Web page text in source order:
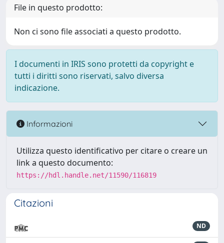
File in questo prodotto:
Non ci sono file associati a questo prodotto.
I documenti in IRIS sono protetti da copyright e
tutti i diritti sono riservati, salvo diversa
indicazione.
Informazioni
Utilizza questo identificativo per citare o creare un
link a questo documento:
https://hdl.handle.net/11590/116819
Citazioni
ND